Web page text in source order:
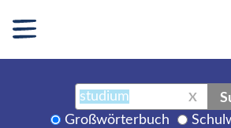
X
Großwörterbuch